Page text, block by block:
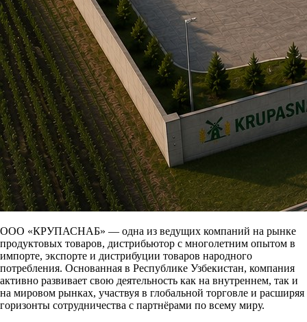
ООО «КРУПАСНАБ» — одна из ведущих компаний на рынке
продуктовых товаров, дистрибьютор с многолетним опытом в
импорте, экспорте и дистрибуции товаров народного
потребления. Основанная в Республике Узбекистан, компания
активно развивает свою деятельность как на внутреннем, так и
на мировом рынках, участвуя в глобальной торговле и расширяя
горизонты сотрудничества с партнёрами по всему миру.